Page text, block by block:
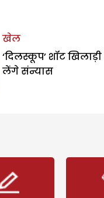
खेल
‘दिलस्कूप’ शॉट खिलाड़ी
लेंगे संन्यास